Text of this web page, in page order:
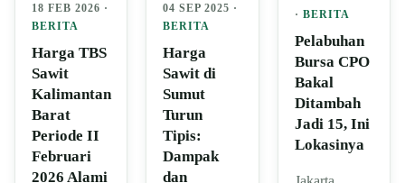
18 FEB 2026 ·
BERITA
Harga TBS
Sawit
Kalimantan
Barat
Periode II
Februari
2026 Alami
04 SEP 2025 ·
BERITA
Harga
Sawit di
Sumut
Turun
Tipis:
Dampak
dan
· BERITA
Pelabuhan
Bursa CPO
Bakal
Ditambah
Jadi 15, Ini
Lokasinya